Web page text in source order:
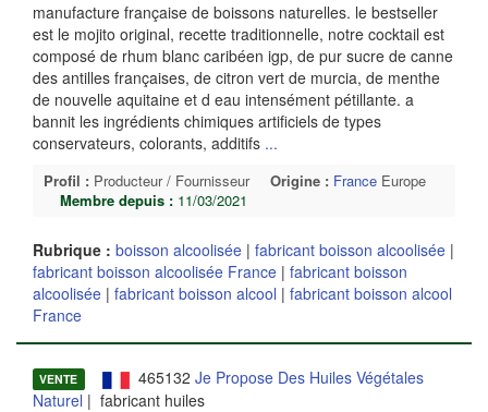
manufacture française de boissons naturelles. le bestseller
est le mojito original, recette traditionnelle, notre cocktail est
composé de rhum blanc caribéen igp, de pur sucre de canne
des antilles françaises, de citron vert de murcia, de menthe
de nouvelle aquitaine et d eau intensément pétillante. a
bannit les ingrédients chimiques artificiels de types
conservateurs, colorants, additifs ...
Profil : Producteur / Fournisseur Origine : France Europe
Membre depuis : 11/03/2021
Rubrique : boisson alcoolisée | fabricant boisson alcoolisée |
fabricant boisson alcoolisée France | fabricant boisson
alcoolisée | fabricant boisson alcool | fabricant boisson alcool
France
VENTE 465132 Je Propose Des Huiles Végétales
Naturel | fabricant huiles